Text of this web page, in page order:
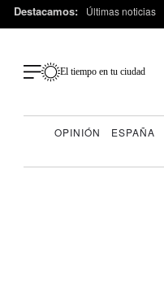
Destacamos: Últimas noticias
El tiempo en tu ciudad
OPINIÓN ESPAÑA